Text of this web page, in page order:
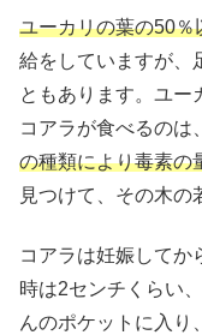
ユーカリの葉の50％
給をしていますが、
ともあります。ユー
コアラが食べるのは
の種類により毒素の
見つけて、その木の
コアラは妊娠してか
時は2センチくらい
んのポケットに入り